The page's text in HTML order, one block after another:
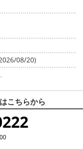
08/20)
こちらから